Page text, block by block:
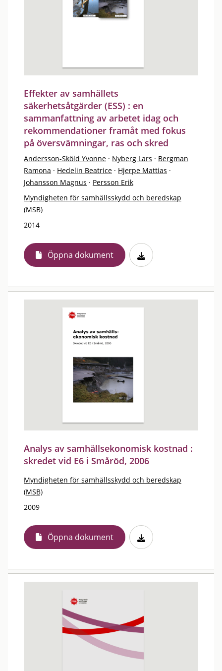
Effekter av samhällets
säkerhetsåtgärder (ESS) : en
sammanfattning av arbetet idag och
rekommendationer framåt med fokus
på översvämningar, ras och skred
Andersson-Sköld Yvonne · Nyberg Lars · Bergman
Ramona · Hedelin Beatrice · Hjerpe Mattias ·
Johansson Magnus · Persson Erik
Myndigheten för samhällsskydd och beredskap
(MSB)
2014
Öppna dokument
Analys av samhällsekonomisk kostnad :
skredet vid E6 i Småröd, 2006
Myndigheten för samhällsskydd och beredskap
(MSB)
2009
Öppna dokument